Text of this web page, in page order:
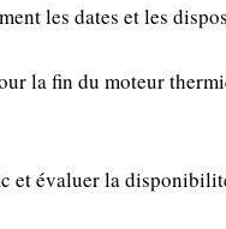
les dates et les
la fin du moteur
et évaluer la